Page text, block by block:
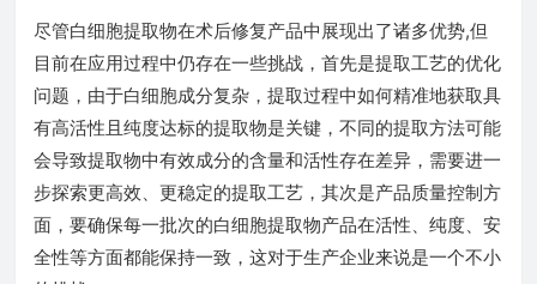
尽管白细胞提取物在术后修复产品中展现出了诸多优势,但
目前在应用过程中仍存在一些挑战，首先是提取工艺的优化
问题，由于白细胞成分复杂，提取过程中如何精准地获取具
有高活性且纯度达标的提取物是关键，不同的提取方法可能
会导致提取物中有效成分的含量和活性存在差异，需要进一
步探索更高效、更稳定的提取工艺，其次是产品质量控制方
面，要确保每一批次的白细胞提取物产品在活性、纯度、安
全性等方面都能保持一致，这对于生产企业来说是一个不小